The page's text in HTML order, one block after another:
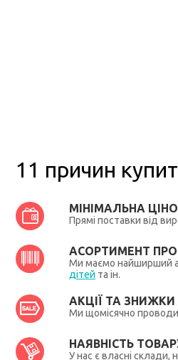
11 причин
МІНІМАЛЬНА
Прямі поставки від
АСОРТИМЕНТ
Ми маємо найширший
дітей та ін.
АКЦІЇ ТА ЗНИЖКИ
Ми щомісячно
НАЯВНІСТЬ
У нас є власні склади,